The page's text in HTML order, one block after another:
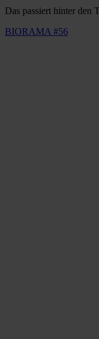
Das passiert hinter den
BIORAMA #56